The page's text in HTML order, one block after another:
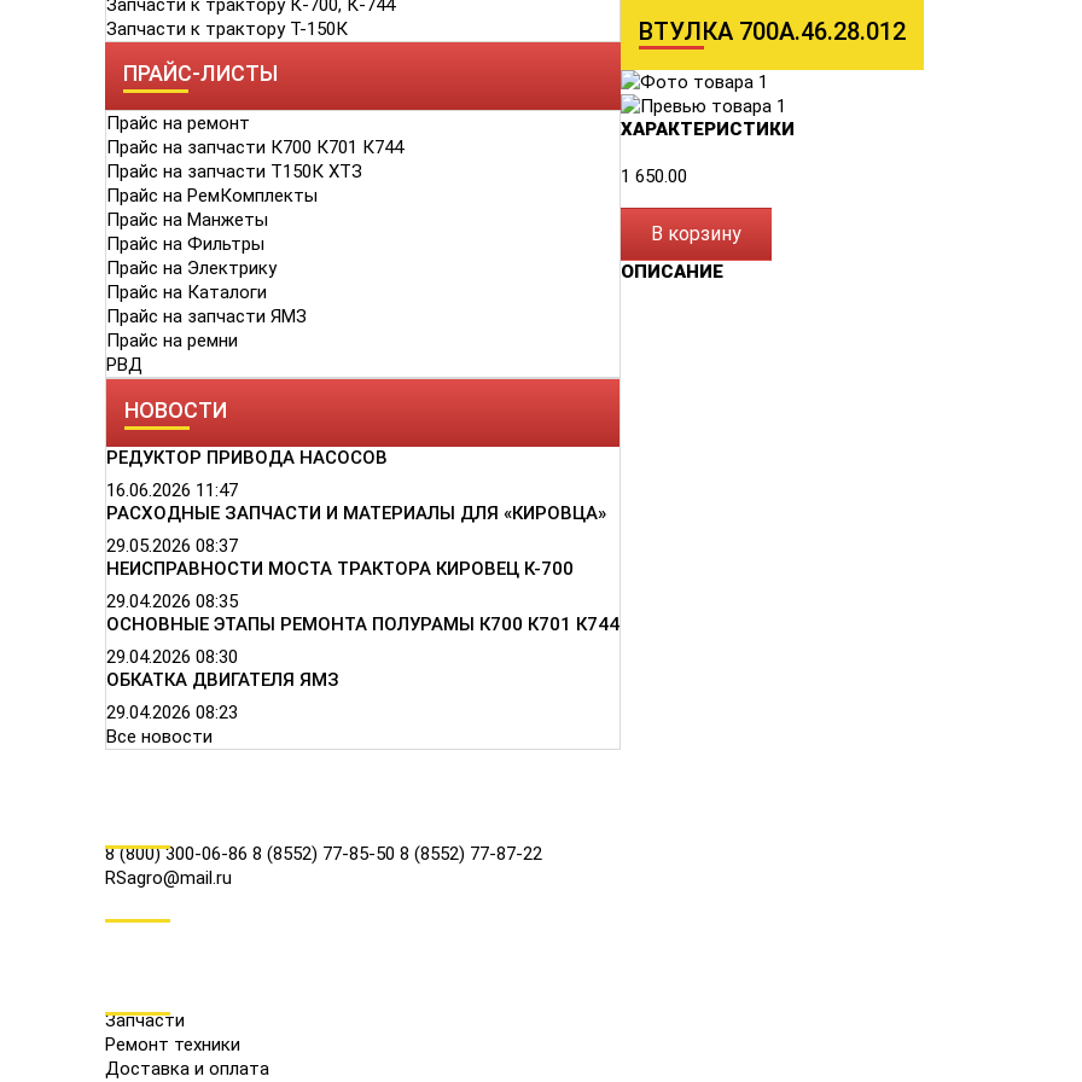
Запчасти к трактору К-700, К-744
Запчасти к трактору Т-150К
ПРАЙС-ЛИСТЫ
Прайс на ремонт
Прайс на запчасти К700 К701 К744
Прайс на запчасти Т150К ХТЗ
Прайс на РемКомплекты
Прайс на Манжеты
Прайс на Фильтры
Прайс на Электрику
Прайс на Каталоги
Прайс на запчасти ЯМЗ
Прайс на ремни
РВД
НОВОСТИ
РЕДУКТОР ПРИВОДА НАСОСОВ
16.06.2026 11:47
РАСХОДНЫЕ ЗАПЧАСТИ И МАТЕРИАЛЫ ДЛЯ «КИРОВЦА»
29.05.2026 08:37
НЕИСПРАВНОСТИ МОСТА ТРАКТОРА КИРОВЕЦ К-700
29.04.2026 08:35
ОСНОВНЫЕ ЭТАПЫ РЕМОНТА ПОЛУРАМЫ К700 К701 К744
29.04.2026 08:30
ОБКАТКА ДВИГАТЕЛЯ ЯМЗ
29.04.2026 08:23
Все новости
ВТУЛКА 700А.46.28.012
ХАРАКТЕРИСТИКИ
1 650.00
В корзину
ОПИСАНИЕ
8 (800) 300-06-86 8 (8552) 77-85-50 8 (8552) 77-87-22
RSagro@mail.ru
Запчасти
Ремонт техники
Доставка и оплата